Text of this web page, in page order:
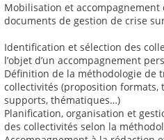
Mobilisation et
documents de gestion de crise
Identification et sélection des
l’objet d’un accompagnement
Définition de la méthodologie de
collectivités (proposition formats,
supports, thématiques…)
Planification, organisation et
des collectivités selon la